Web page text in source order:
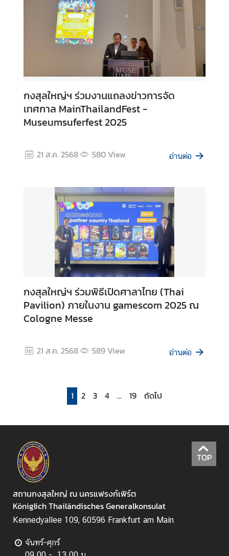
กงสุลใหญ่ฯ ร่วมงานแถลงข่าวการจัด
เทศกาล MainThailandFest -
Museumsuferfest 2025
21 ส.ค. 2568 580View อ่านต่อ
กงสุลใหญ่ฯ ร่วมพิธีเปิดศาลาไทย (Thai
Pavilion) ภายในงาน gamescom 2025 ณ
Cologne Messe
21 ส.ค. 2568 589View อ่านต่อ
1 2 3 4 ... 19 ถัดไป
TOP
สถานกงสุลใหญ่ ณ นครแฟรงก์เฟิร์ต
Königlich Thailändisches Generalkonsulat
Kennedyallee 109, 60596 Frankfurt am Main
จันทร์-ศุกร์